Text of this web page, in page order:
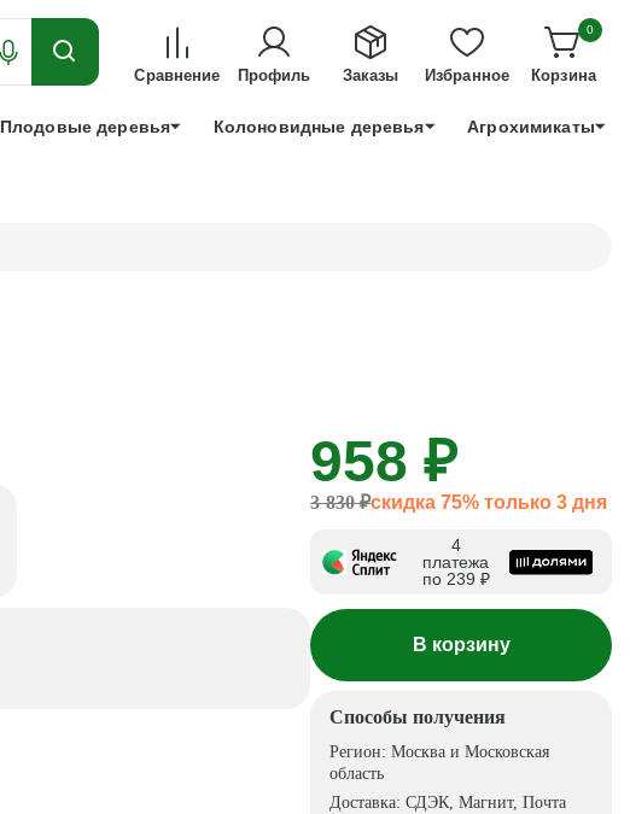
ДЛЯ ТЕХ, КТО УСПЕЕТ!
+7 991 898 83 30
Сравнение Профиль Заказы Избранное
0
Корзина
Плодовые деревья Колоновидные деревья Агрохимикаты
958 ₽
3 830 ₽скидка 75% только 3 дня
4
платежа
по 239 ₽
В корзину
Способы получения
Регион:Москва и Московская
область
Доставка:СДЭК, Магнит, Почта